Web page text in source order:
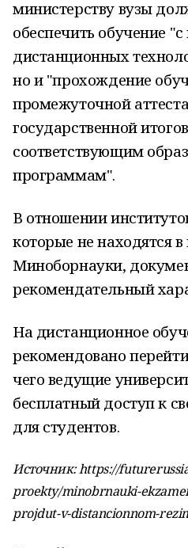
министерству вузы
обеспечить обучение
дистанционных
но и "прохождение
промежуточной
государственной
соответствующим
программам".
В отношении
которые не находятся
Миноборнауки,
рекомендательный
На дистанционное
рекомендовано
чего ведущие
бесплатный доступ к
для студентов.
Источник: https://
proekty/minobrnauki-
projdut-v-distancionnom-